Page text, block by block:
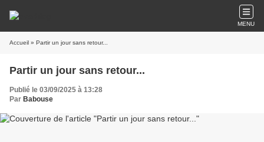
MENU
Accueil » Partir un jour sans retour...
Partir un jour sans retour...
Publié le 03/09/2025 à 13:28
Par Babouse